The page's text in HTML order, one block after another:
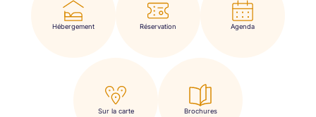
Hébergement Réservation Agenda
Sur la carte Brochures